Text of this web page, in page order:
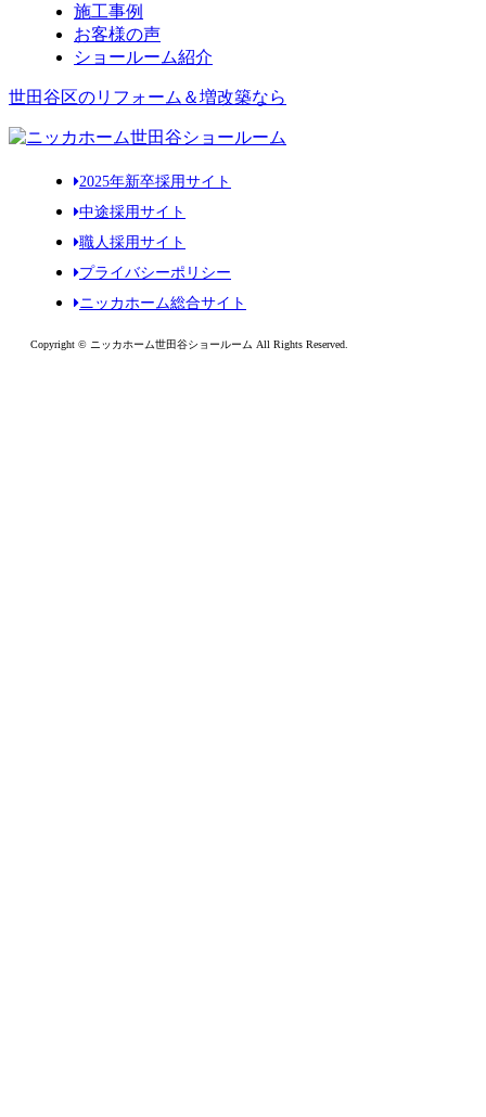
施工事例
お客様の声
ショールーム紹介
世田谷区のリフォーム＆増改築なら
2025年新卒採用サイト
中途採用サイト
職人採用サイト
プライバシーポリシー
ニッカホーム総合サイト
Copyright © ニッカホーム世田谷ショールーム All Rights Reserved.